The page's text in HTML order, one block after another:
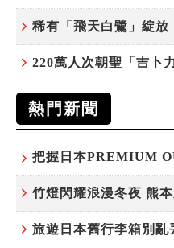
熱門新聞
竹燈閃耀浪漫冬夜 熊
旅遊日本舊行李箱別